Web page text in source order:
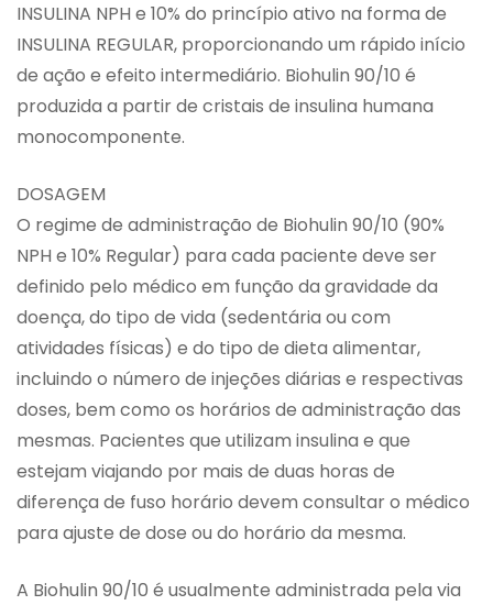
INSULINA NPH e 10% do princípio ativo na forma de
INSULINA REGULAR, proporcionando um rápido início
de ação e efeito intermediário. Biohulin 90/10 é
produzida a partir de cristais de insulina humana
monocomponente.
DOSAGEM
O regime de administração de Biohulin 90/10 (90%
NPH e 10% Regular) para cada paciente deve ser
definido pelo médico em função da gravidade da
doença, do tipo de vida (sedentária ou com
atividades físicas) e do tipo de dieta alimentar,
incluindo o número de injeções diárias e respectivas
doses, bem como os horários de administração das
mesmas. Pacientes que utilizam insulina e que
estejam viajando por mais de duas horas de
diferença de fuso horário devem consultar o médico
para ajuste de dose ou do horário da mesma.
A Biohulin 90/10 é usualmente administrada pela via